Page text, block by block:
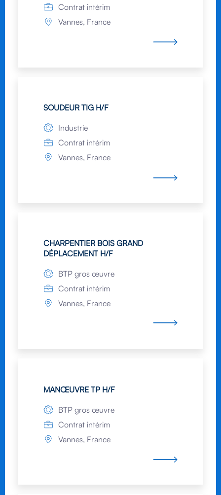
Contrat intérim
Vannes, France
SOUDEUR TIG H/F
Industrie
Contrat intérim
Vannes, France
CHARPENTIER BOIS GRAND
DÉPLACEMENT H/F
BTP gros œuvre
Contrat intérim
Vannes, France
MANŒUVRE TP H/F
BTP gros œuvre
Contrat intérim
Vannes, France